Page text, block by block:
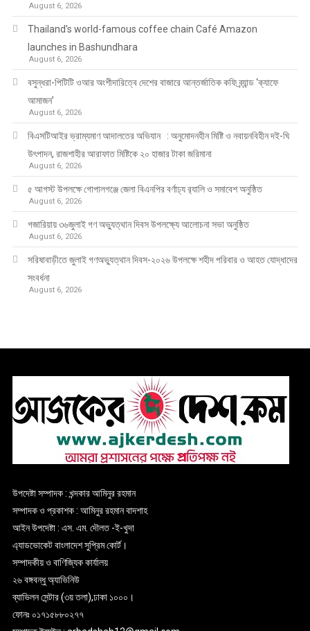
August 6, 2026
Thailand’s world-famous coffee chain Café Amazon
launches in Bashundhara
August 6, 2026
বসুন্ধরা-পিটিটি ওআর অংশীদারিত্বে দেশের বাজারে আন্তর্জাতিক কফি ব্র্যান্ড ‘ক্যাফে
আমাজন’
August 6, 2026
বিএসটিআইর ভ্রাম্যমাণ আদালতের অভিযান : অনুমোদনহীন মিষ্টি ও নবায়নবিহীন দই-ঘি
উৎপাদন, রাজশাহীর আরাফাত মিষ্টিকে ২০ হাজার টাকা জরিমানা
August 6, 2026
৫ আগস্ট উপলক্ষে গোপালগঞ্জে জেলা বিএনপির বর্ণাঢ্য র‍্যালি ও সমাবেশ অনুষ্ঠিত
August 6, 2026
গজারিয়ায় ৩৬জুলাই গণ অভ্যুত্থান দিবস উপলক্ষ্যে আলোচনা সভা অনুষ্ঠিত
August 6, 2026
সরিষাবাড়ীতে জুলাই গণঅভ্যুত্থান দিবস-২০২৬ উপলক্ষে শহীদ পরিবার ও আহত যোদ্ধাদের
সংবর্ধনা
August 6, 2026
উপদেষ্টা সম্পাদক : খন্দকার আমিনুর রহমান
সম্পাদক ও প্রকাশক : আমিনুর রহমান বাদশাহ
আইন উপদেষ্টা : এস. এম. দৌলত -ই-খুদা
এ্যাডভোকেট বাংলাদেশ সুপ্রিম কোর্ট।
সম্পাদকীয় ও বাণিজ্যিক কার্যালয়
২৬ বঙ্গবন্ধু অ্যাভিনিউ
ব্যাভিলন সেন্টার (৩য় তলা),ঢাকা ১০০০।
ফোনঃ ০১৭১৫৮৮০২৭৭